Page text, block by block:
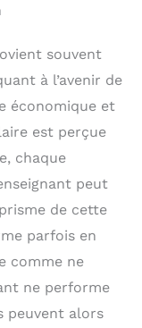
souvent
à l’avenir de
économique et
est perçue
chaque
peut
de cette
parfois en
comme ne
ne performe
peuvent alors